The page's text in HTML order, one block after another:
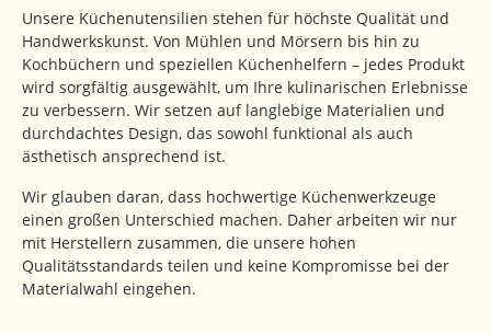
Unsere Küchenutensilien stehen für höchste Qualität und
Handwerkskunst. Von Mühlen und Mörsern bis hin zu
Kochbüchern und speziellen Küchenhelfern – jedes Produkt
wird sorgfältig ausgewählt, um Ihre kulinarischen Erlebnisse
zu verbessern. Wir setzen auf langlebige Materialien und
durchdachtes Design, das sowohl funktional als auch
ästhetisch ansprechend ist.
Wir glauben daran, dass hochwertige Küchenwerkzeuge
einen großen Unterschied machen. Daher arbeiten wir nur
mit Herstellern zusammen, die unsere hohen
Qualitätsstandards teilen und keine Kompromisse bei der
Materialwahl eingehen.